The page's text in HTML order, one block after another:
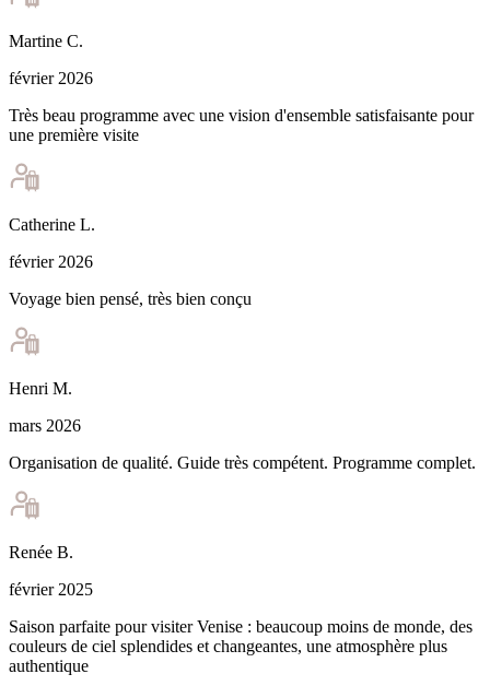
Martine C.
février 2026
Très beau programme avec une vision d'ensemble satisfaisante pour
une première visite
Catherine L.
février 2026
Voyage bien pensé, très bien conçu
Henri M.
mars 2026
Organisation de qualité. Guide très compétent. Programme complet.
Renée B.
février 2025
Saison parfaite pour visiter Venise : beaucoup moins de monde, des
couleurs de ciel splendides et changeantes, une atmosphère plus
authentique